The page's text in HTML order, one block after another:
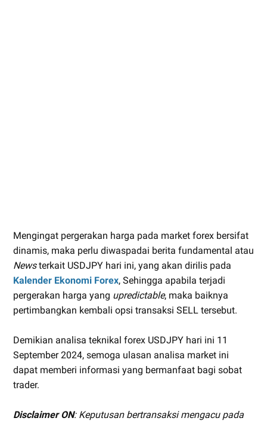
Mengingat pergerakan harga pada market forex bersifat
dinamis, maka perlu diwaspadai berita fundamental atau
Newsterkait USDJPY hari ini, yang akan dirilis pada
Kalender Ekonomi Forex, Sehingga apabila terjadi
pergerakan harga yang upredictable, maka baiknya
pertimbangkan kembali opsi transaksi SELL tersebut.
Demikian analisa teknikal forex USDJPY hari ini 11
September 2024, semoga ulasan analisa market ini
dapat memberi informasi yang bermanfaat bagi sobat
trader.
Disclaimer ON: Keputusan bertransaksi mengacu pada